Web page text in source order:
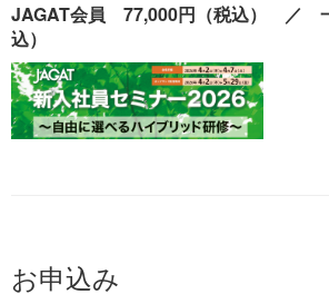
JAGAT会員 77,000円（税込） ／
込）
お申込み